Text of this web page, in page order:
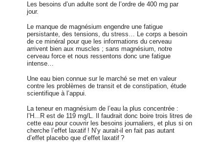
Les besoins d’un adulte sont de l’ordre de 400 mg par
jour.
Le manque de magnésium engendre une fatigue
persistante, des tensions, du stress… Le corps a besoin
de ce minéral pour que les informations du cerveau
arrivent bien aux muscles ; sans magnésium, notre
cerveau force et nous ressentons donc une fatigue
intense…
Une eau bien connue sur le marché se met en valeur
contre les problèmes de transit et de constipation, étude
scientifique à l’appui.
La teneur en magnésium de l’eau la plus concentrée :
l’H... R est de 119 mg/L. Il faudrait donc boire trois litres de
cette eau pour couvrir les besoins journaliers, et plus si on
cherche l’effet laxatif ! N’y aurait-il en fait pas autant
d’effet placebo que d’effet laxatif ?